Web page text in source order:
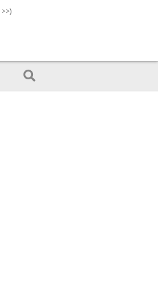
>>)